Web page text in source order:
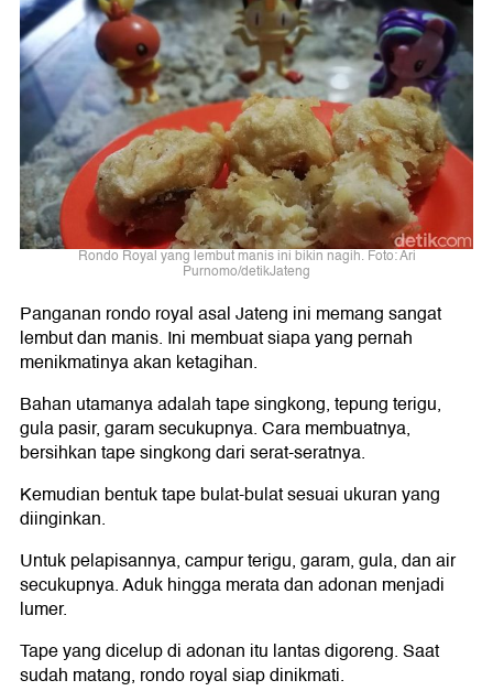
Rondo Royal yang lembut manis ini bikin nagih. Foto: Ari
Purnomo/detikJateng
Panganan rondo royal asal Jateng ini memang sangat
lembut dan manis. Ini membuat siapa yang pernah
menikmatinya akan ketagihan.
Bahan utamanya adalah tape singkong, tepung terigu,
gula pasir, garam secukupnya. Cara membuatnya,
bersihkan tape singkong dari serat-seratnya.
Kemudian bentuk tape bulat-bulat sesuai ukuran yang
diinginkan.
Untuk pelapisannya, campur terigu, garam, gula, dan air
secukupnya. Aduk hingga merata dan adonan menjadi
lumer.
Tape yang dicelup di adonan itu lantas digoreng. Saat
sudah matang, rondo royal siap dinikmati.